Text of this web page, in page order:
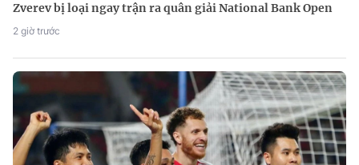
Zverev bị loại ngay trận ra quân giải National Bank Open
2 giờ trước